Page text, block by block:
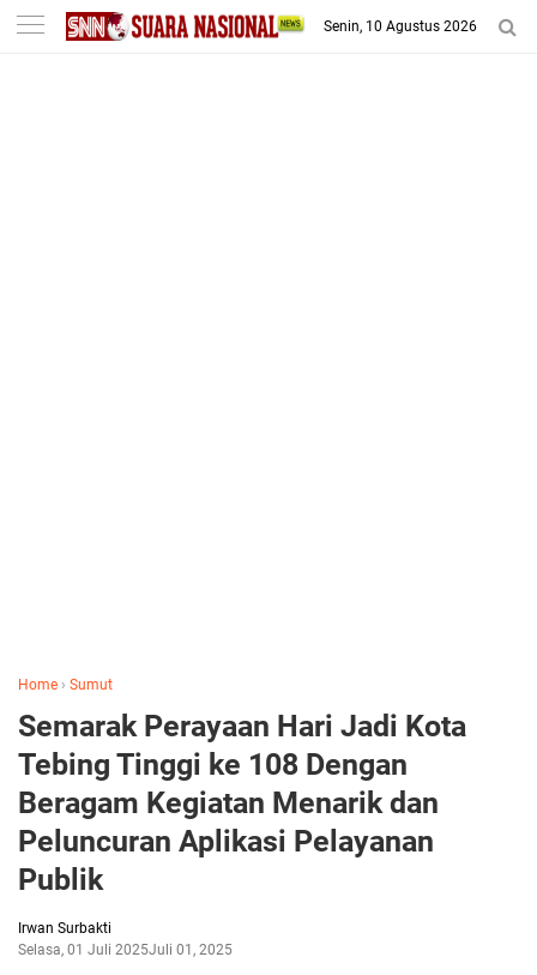
-->
Senin, 10 Agustus 2026
Home › Sumut
Semarak Perayaan Hari Jadi Kota
Tebing Tinggi ke 108 Dengan
Beragam Kegiatan Menarik dan
Peluncuran Aplikasi Pelayanan
Publik
Irwan Surbakti
Selasa, 01 Juli 2025Juli 01, 2025